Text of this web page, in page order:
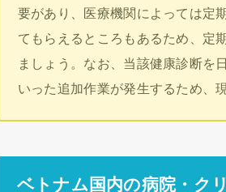
要があり、医療機関によっては定
てもらえるところもあるため、定
ましょう。なお、当該健康診断を
いった追加作業が発生するため、
ベトナム国内の病院・ク